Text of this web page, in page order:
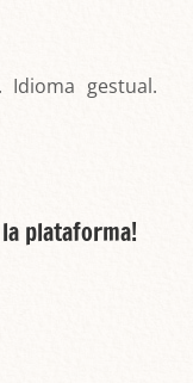
gestual.
plataforma!